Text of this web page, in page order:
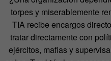
torpes y miserablemente
TIA recibe encargos
tratar directamente con
ejércitos, mafias y